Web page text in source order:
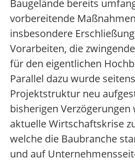
Baugelände bereits
vorbereitende
insbesondere
Vorarbeiten, die
für den eigentlichen
Parallel dazu wurde
Projektstruktur neu
bisherigen Verzögerungen
aktuelle Wirtschaftskrise
welche die Baubranche
und auf